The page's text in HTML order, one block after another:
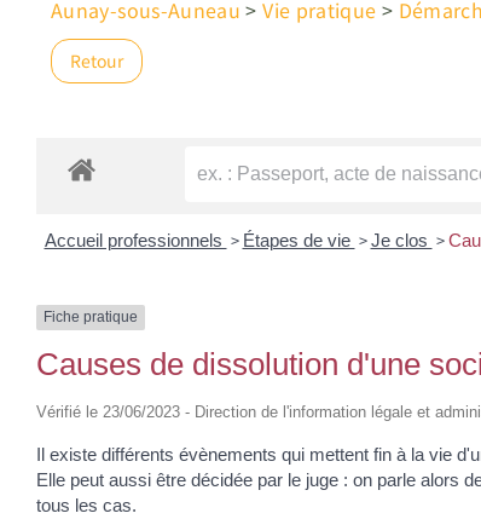
Aunay-sous-Auneau >Vie pratique >
Retour
Accueil professionnels > Étapes de vie > Je clos >
Fiche pratique
Causes de dissolution d'une
Vérifié le 23/06/2023 - Direction de l'information légale et
Il existe différents évènements qui mettent fin à la vie
Elle peut aussi être décidée par le juge : on parle alors
tous les cas.